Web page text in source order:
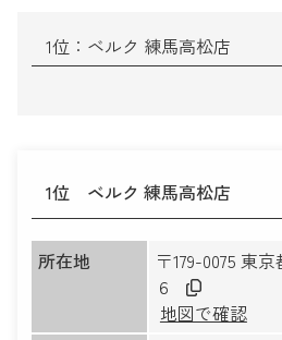
1位：ベルク 練馬高松店
1位 ベルク 練馬高松店
所在地
〒179-0075 東
６
地図で確認